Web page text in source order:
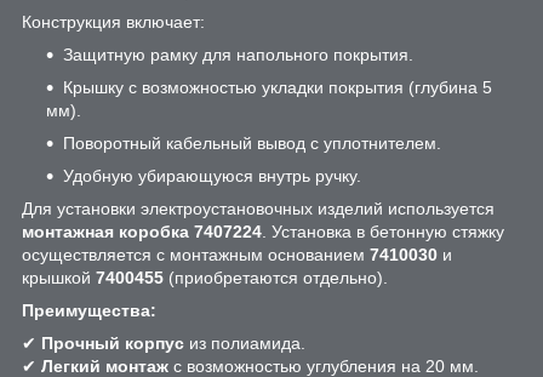
Конструкция включает:
Защитную рамку для напольного покрытия.
Крышку с возможностью укладки покрытия (глубина 5
мм).
Поворотный кабельный вывод с уплотнителем.
Удобную убирающуюся внутрь ручку.
Для установки электроустановочных изделий используется
монтажная коробка 7407224 . Установка в бетонную стяжку
осуществляется с монтажным основанием 7410030 и
крышкой 7400455 (приобретаются отдельно).
Преимущества:
✔ Прочный корпус из полиамида.
✔ Легкий монтаж с возможностью углубления на 20 мм.